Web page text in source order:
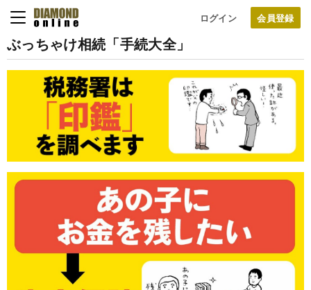
ログイン
ぶっちゃけ相続「手続大全」